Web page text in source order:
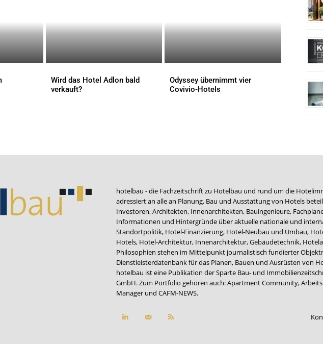
Wird das Hotel Adlon bald
verkauft?
Odyssey übernimmt vier
Covivio-Hotels
hotelbau - die Fachzeitschrift zu Hotelbau und rund um die
adressiert an alle an Planung, Bau und Ausstattung von Hotels
Investoren, Architekten, Innenarchitekten, Bauingenieure,
Informationen und Hintergründe über aktuelle nationale und
Standortpolitik, Hotel-Finanzierung, Hotel-Neubau und Umbau,
Hotels, Hotel-Architektur, Innenarchitektur, Gebäudetechnik,
Philosophien stehen im Mittelpunkt journalistisch fundierter
Dienstleisterdatenbank für das Planen, Bauen und Ausrüsten von
hotelbau ist eine Publikation der Sparte Bau- und
GmbH. Zum Portfolio gehören auch:Apartment Community,
Manager und CAFM-NEWS.